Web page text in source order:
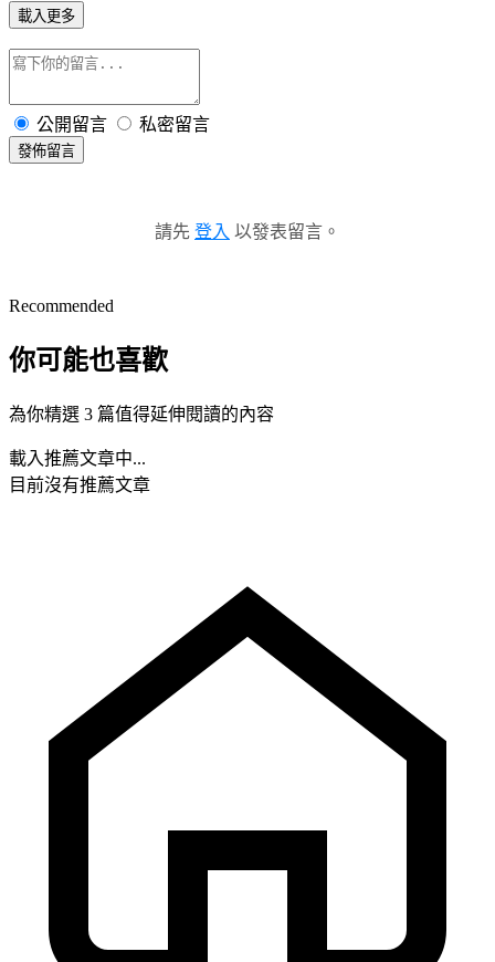
載入更多
公開留言 私密留言
發佈留言
請先 登入 以發表留言。
Recommended
你可能也喜歡
為你精選 3 篇值得延伸閱讀的內容
載入推薦文章中...
目前沒有推薦文章